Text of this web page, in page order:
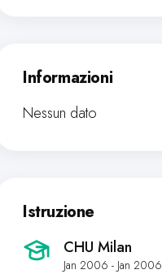
Informazioni
Nessun dato
Istruzione
CHU Milan
Jan 2006 - Jan 2006